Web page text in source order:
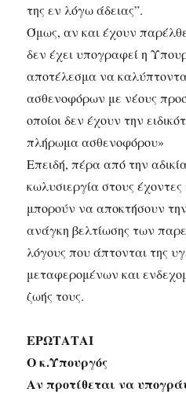
της εν λόγω άδειας”.
Όμως, αν και έχουν
δεν έχει υπογραφεί η
αποτέλεσμα να
ασθενοφόρων με νέους
οποίοι δεν έχουν την
πλήρωμα ασθενοφόρου»
Επειδή, πέρα από την
κωλυσιεργία στους έχοντες
μπορούν να αποκτήσουν
ανάγκη βελτίωσης των
λόγους που άπτονται της
μεταφερομένων και
ζωής τους.
ΕΡΩΤΑΤΑΙ
Ο κ.Υπουργός
Αν προτίθεται να